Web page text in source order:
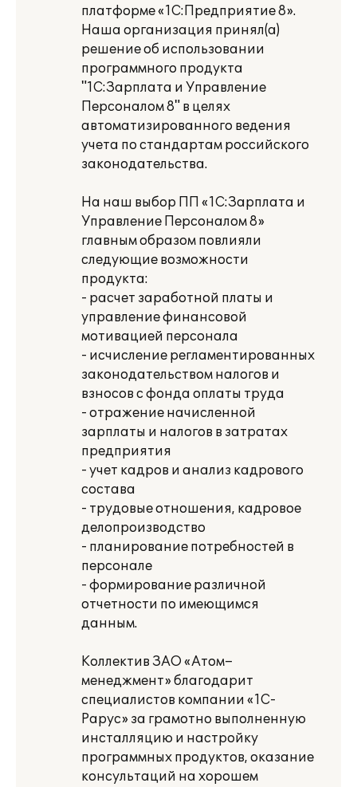
платформе «1С:Предприятие 8».
Наша организация принял(а)
решение об использовании
программного продукта
"1С:Зарплата и Управление
Персоналом 8" в целях
автоматизированного ведения
учета по стандартам российского
законодательства.
На наш выбор ПП «1С:Зарплата и
Управление Персоналом 8»
главным образом повлияли
следующие возможности
продукта:
- расчет заработной платы и
управление финансовой
мотивацией персонала
- исчисление регламентированных
законодательством налогов и
взносов с фонда оплаты труда
- отражение начисленной
зарплаты и налогов в затратах
предприятия
- учет кадров и анализ кадрового
состава
- трудовые отношения, кадровое
делопроизводство
- планирование потребностей в
персонале
- формирование различной
отчетности по имеющимся
данным.
Коллектив ЗАО «Атом–
менеджмент» благодарит
специалистов компании «1С-
Рарус» за грамотно выполненную
инсталляцию и настройку
программных продуктов, оказание
консультаций на хорошем